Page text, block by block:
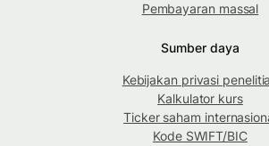
Pembayaran massal
Sumber daya
Kebijakan privasi
Kalkulator kurs
Ticker saham
Kode SWIFT/BIC